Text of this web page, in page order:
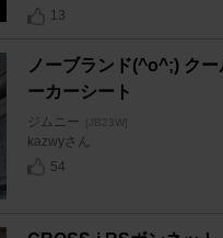
13
ノーブランド(^o^;) クー
ーカーシート
ジムニー [JB23W]
kazwyさん
54